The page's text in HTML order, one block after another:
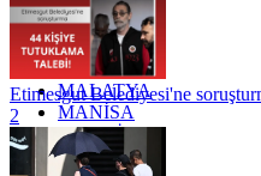
KOCAELİ
KONYA
KÜTAHYA
KİLİS
MALATYA
MANİSA
MARDİN
MERSİN
Etimesgut Belediyesi'ne
2